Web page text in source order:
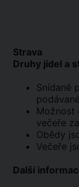
Strava
Druhy jídel a
Snídaně
Možnost
večeře
Obědy
Večeře
Další